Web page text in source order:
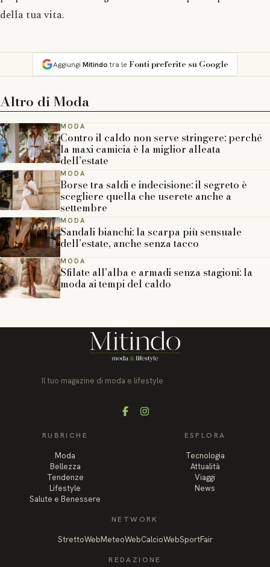
della tua vita.
Aggiungi Mitindotra le Fonti preferite su Google
Altro di Moda
MODA
Contro il caldo non serve stringere: perché
la maxi camicia è la miglior alleata
dell’estate
MODA
Borse tra saldi e indecisione: il segreto è
scegliere quella che userete anche a
settembre
MODA
Sandali bianchi: la scarpa più sensuale
dell’estate, anche senza tacco
MODA
Sfilate all’alba e armadi senza stagioni: la
moda ai tempi del caldo
Il tuo magazine di moda e lifestyle
FacebookInstagram
RUBRICHE
Moda
Bellezza
Tendenze
Lifestyle
Salute e Benessere
ESPLORA
Tecnologia
Attualità
Viaggi
News
NETWORK
StrettoWebMeteoWebCalcioWebSportFair
REDAZIONE